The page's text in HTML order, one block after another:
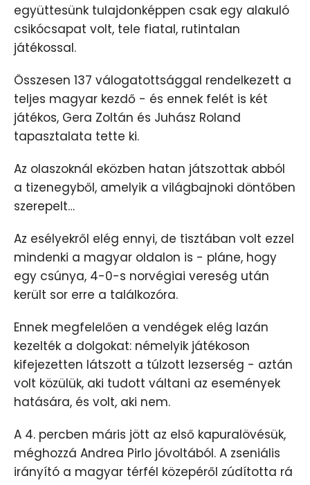
együttesünk tulajdonképpen csak egy alakuló
csikócsapat volt, tele fiatal, rutintalan
játékossal.
Összesen 137 válogatottsággal rendelkezett a
teljes magyar kezdő - és ennek felét is két
játékos, Gera Zoltán és Juhász Roland
tapasztalata tette ki.
Az olaszoknál eközben hatan játszottak abból
a tizenegyből, amelyik a világbajnoki döntőben
szerepelt…
Az esélyekről elég ennyi, de tisztában volt ezzel
mindenki a magyar oldalon is - pláne, hogy
egy csúnya, 4-0-s norvégiai vereség után
került sor erre a találkozóra.
Ennek megfelelően a vendégek elég lazán
kezelték a dolgokat: némelyik játékoson
kifejezetten látszott a túlzott lezserség - aztán
volt közülük, aki tudott váltani az események
hatására, és volt, aki nem.
A 4. percben máris jött az első kapuralövésük,
méghozzá Andrea Pirlo jóvoltából. A zseniális
irányító a magyar térfél közepéről zúdította rá